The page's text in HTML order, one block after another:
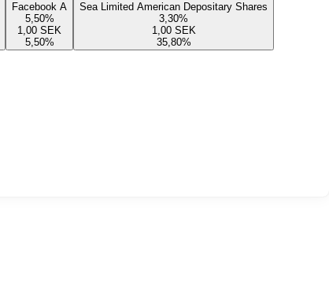
Facebook A
5,50%
1,00 SEK
5,50%
Sea Limited American Depositary Shares
3,30%
1,00 SEK
35,80%